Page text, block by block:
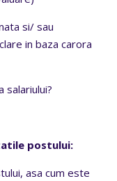
si/ sau
in baza carora
salariului?
postului:
asa cum este